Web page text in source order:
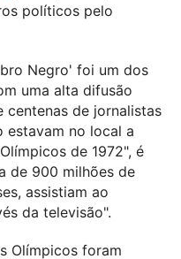
políticos pelo
Negro' foi um dos
uma alta difusão
de jornalistas
no local a
de 1972", é
de 900 milhões de
assistiam ao
da televisão".
Olímpicos foram